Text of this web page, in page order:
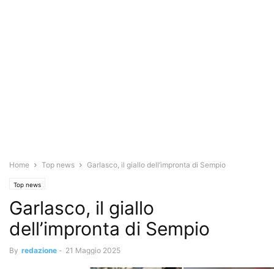
Home Top news Garlasco, il giallo dell’impronta di Sempio
Top news
Garlasco, il giallo
dell’impronta di Sempio
By redazione - 21 Maggio 2025